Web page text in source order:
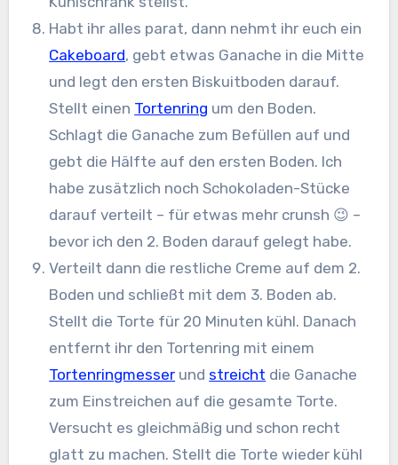
Habt ihr alles parat, dann nehmt ihr euch ein
Cakeboard, gebt etwas Ganache in die Mitte
und legt den ersten Biskuitboden darauf.
Stellt einen Tortenring um den Boden.
Schlagt die Ganache zum Befüllen auf und
gebt die Hälfte auf den ersten Boden. Ich
habe zusätzlich noch Schokoladen-Stücke
darauf verteilt – für etwas mehr crunsh 😉 –
bevor ich den 2. Boden darauf gelegt habe.
Verteilt dann die restliche Creme auf dem 2.
Boden und schließt mit dem 3. Boden ab.
Stellt die Torte für 20 Minuten kühl. Danach
entfernt ihr den Tortenring mit einem
Tortenringmesser und streicht die Ganache
zum Einstreichen auf die gesamte Torte.
Versucht es gleichmäßig und schon recht
glatt zu machen. Stellt die Torte wieder kühl